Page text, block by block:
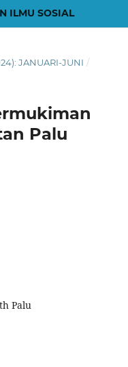
ILMU SOSIAL
JANUARI-JUNI /
Palu
Palu